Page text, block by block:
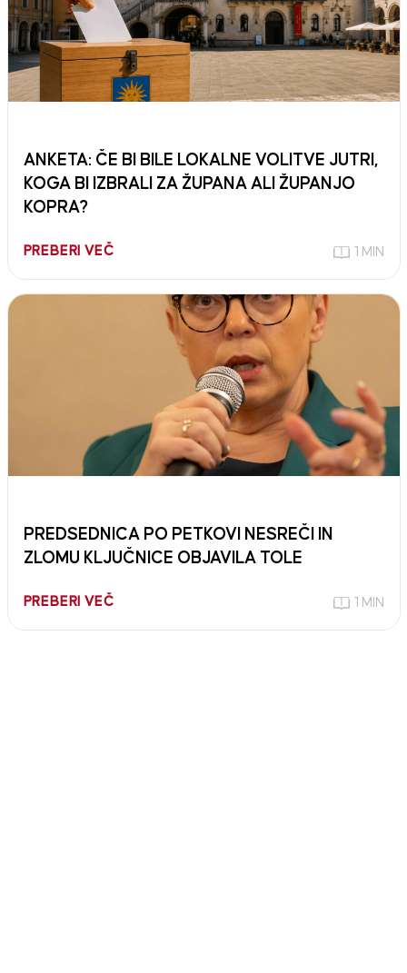
ANKETA: ČE BI BILE LOKALNE VOLITVE JUTRI,
KOGA BI IZBRALI ZA ŽUPANA ALI ŽUPANJO
KOPRA?
PREBERI VEČ 1 MIN
PREDSEDNICA PO PETKOVI NESREČI IN
ZLOMU KLJUČNICE OBJAVILA TOLE
PREBERI VEČ 1 MIN